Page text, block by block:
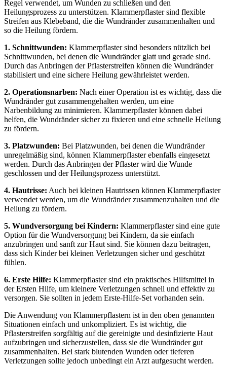
Regel verwendet, um Wunden zu schließen und den
Heilungsprozess zu unterstützen. Klammerpflaster sind flexible
Streifen aus Klebeband, die die Wundränder zusammenhalten und
so die Heilung fördern.
1. Schnittwunden: Klammerpflaster sind besonders nützlich bei
Schnittwunden, bei denen die Wundränder glatt und gerade sind.
Durch das Anbringen der Pflasterstreifen können die Wundränder
stabilisiert und eine sichere Heilung gewährleistet werden.
2. Operationsnarben: Nach einer Operation ist es wichtig, dass die
Wundränder gut zusammengehalten werden, um eine
Narbenbildung zu minimieren. Klammerpflaster können dabei
helfen, die Wundränder sicher zu fixieren und eine schnelle Heilung
zu fördern.
3. Platzwunden: Bei Platzwunden, bei denen die Wundränder
unregelmäßig sind, können Klammerpflaster ebenfalls eingesetzt
werden. Durch das Anbringen der Pflaster wird die Wunde
geschlossen und der Heilungsprozess unterstützt.
4. Hautrisse: Auch bei kleinen Hautrissen können Klammerpflaster
verwendet werden, um die Wundränder zusammenzuhalten und die
Heilung zu fördern.
5. Wundversorgung bei Kindern: Klammerpflaster sind eine gute
Option für die Wundversorgung bei Kindern, da sie einfach
anzubringen und sanft zur Haut sind. Sie können dazu beitragen,
dass sich Kinder bei kleinen Verletzungen sicher und geschützt
fühlen.
6. Erste Hilfe: Klammerpflaster sind ein praktisches Hilfsmittel in
der Ersten Hilfe, um kleinere Verletzungen schnell und effektiv zu
versorgen. Sie sollten in jedem Erste-Hilfe-Set vorhanden sein.
Die Anwendung von Klammerpflastern ist in den oben genannten
Situationen einfach und unkompliziert. Es ist wichtig, die
Pflasterstreifen sorgfältig auf die gereinigte und desinfizierte Haut
aufzubringen und sicherzustellen, dass sie die Wundränder gut
zusammenhalten. Bei stark blutenden Wunden oder tieferen
Verletzungen sollte jedoch unbedingt ein Arzt aufgesucht werden.